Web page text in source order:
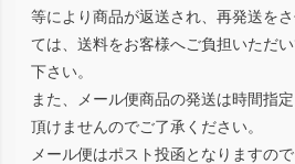
等により商品が返送され、再発送を
ては、送料をお客様へご負担いただ
下さい。
また、メール便商品の発送は時間指
頂けませんのでご了承ください。
メール便はポスト投函となりますの